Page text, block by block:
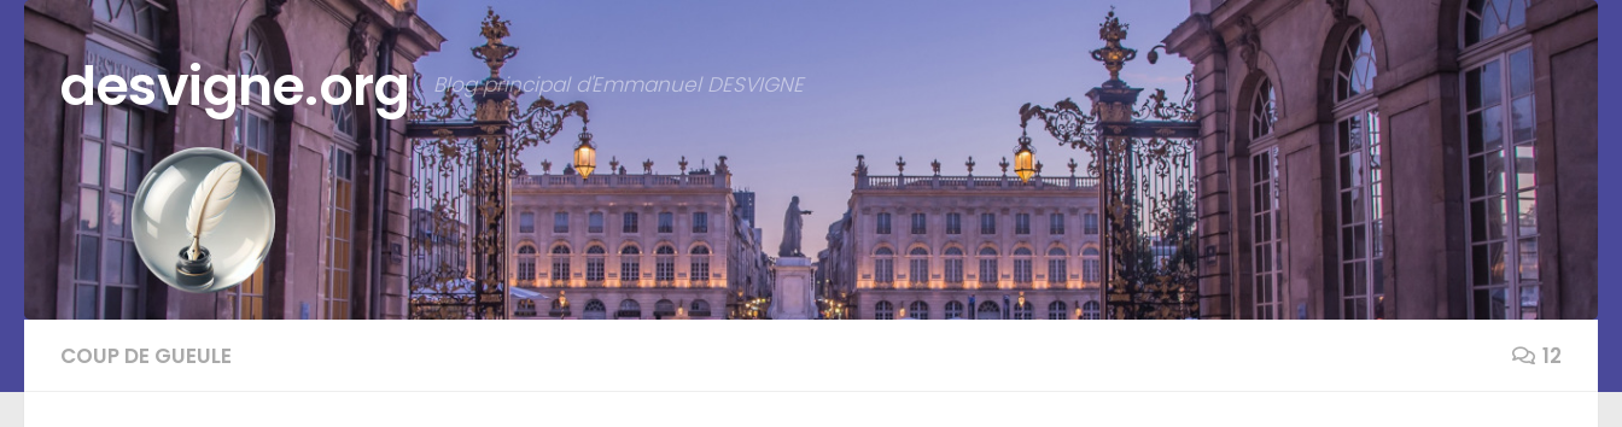
Skip to content
desvigne.org Blog principal d'Emmanuel DESVIGNE
COUP DE GUEULE 12